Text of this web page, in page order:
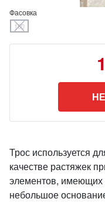
Фасовка
100
Трос используется
качестве растяжек
элементов, имеющих
небольшое